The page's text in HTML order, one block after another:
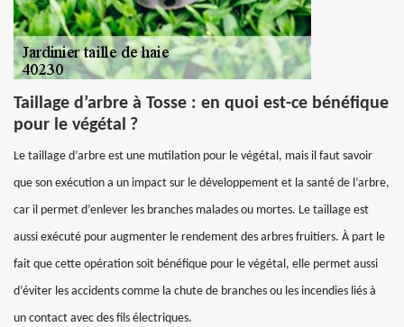
Taillage d’arbre à Tosse : en quoi est-ce bénéfique
pour le végétal ?
Le taillage d’arbre est une mutilation pour le végétal, mais il faut savoir
que son exécution a un impact sur le développement et la santé de l’arbre,
car il permet d’enlever les branches malades ou mortes. Le taillage est
aussi exécuté pour augmenter le rendement des arbres fruitiers. À part le
fait que cette opération soit bénéfique pour le végétal, elle permet aussi
d’éviter les accidents comme la chute de branches ou les incendies liés à
un contact avec des fils électriques.